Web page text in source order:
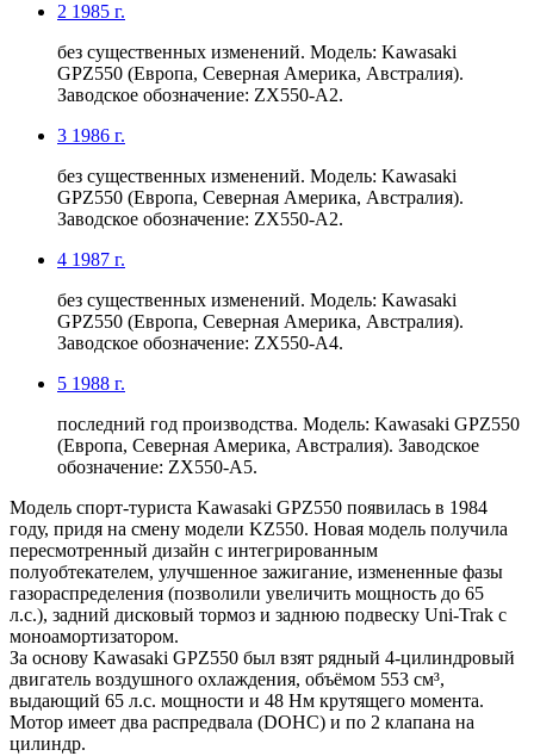
2 1985 г.
без существенных изменений. Модель: Kawasaki
GPZ550 (Европа, Северная Америка, Австралия).
Заводское обозначение: ZX550-A2.
3 1986 г.
без существенных изменений. Модель: Kawasaki
GPZ550 (Европа, Северная Америка, Австралия).
Заводское обозначение: ZX550-A2.
4 1987 г.
без существенных изменений. Модель: Kawasaki
GPZ550 (Европа, Северная Америка, Австралия).
Заводское обозначение: ZX550-A4.
5 1988 г.
последний год производства. Модель: Kawasaki GPZ550
(Европа, Северная Америка, Австралия). Заводское
обозначение: ZX550-A5.
Модель спорт-туриста Kawasaki GPZ550 появилась в 1984
году, придя на смену модели KZ550. Новая модель получила
пересмотренный дизайн с интегрированным
полуобтекателем, улучшенное зажигание, измененные фазы
газораспределения (позволили увеличить мощность до 65
л.с.), задний дисковый тормоз и заднюю подвеску Uni-Trak с
моноамортизатором.
За основу Kawasaki GPZ550 был взят рядный 4-цилиндровый
двигатель воздушного охлаждения, объёмом 553 см³,
выдающий 65 л.с. мощности и 48 Нм крутящего момента.
Мотор имеет два распредвала (DOHC) и по 2 клапана на
цилиндр.